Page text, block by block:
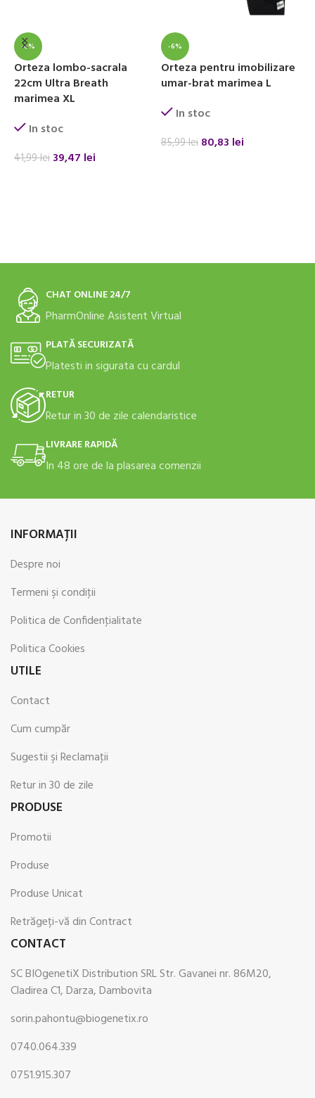
-6%
Orteza lombo-sacrala
22cm Ultra Breath
marimea XL
In stoc
41,99lei 39,47 lei
-6%
Orteza pentru imobilizare
umar-brat marimea L
In stoc
85,99lei 80,83 lei
CHAT ONLINE 24/7
PharmOnline Asistent Virtual
PLATĂ SECURIZATĂ
Platesti in sigurata cu cardul
RETUR
Retur in 30 de zile calendaristice
LIVRARE RAPIDĂ
In 48 ore de la plasarea comenzii
INFORMAŢII
Despre noi
Termeni şi condiţii
Politica de Confidenţialitate
Politica Cookies
UTILE
Contact
Cum cumpăr
Sugestii şi Reclamaţii
Retur in 30 de zile
PRODUSE
Promotii
Produse
Produse Unicat
Retrăgeți-vă din Contract
CONTACT
SC BIOgenetiX Distribution SRL Str. Gavanei nr. 86M20,
Cladirea C1, Darza, Dambovita
sorin.pahontu@biogenetix.ro
0740.064.339
0751.915.307